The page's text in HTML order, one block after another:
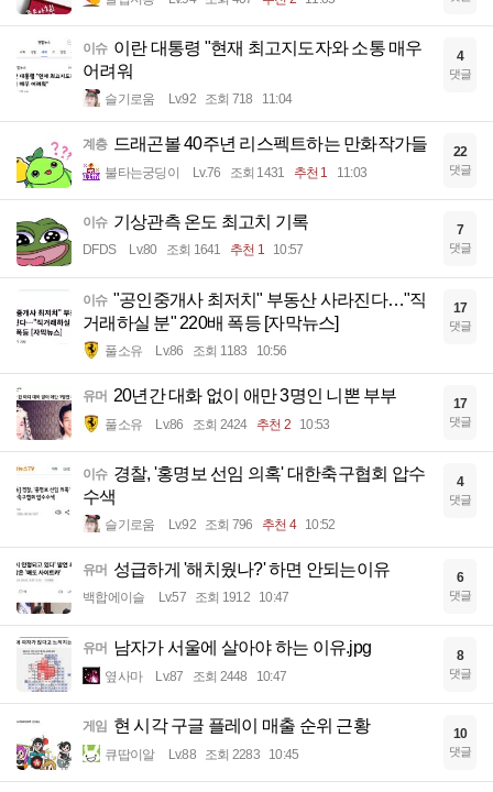
이슈 이란 대통령 "현재 최고지도자와 소통 매우
어려워
슬기로움 Lv.92 조회 718 11:04
4
댓글
계층 드래곤볼 40주년 리스펙트하는 만화작가들
불타는궁딩이 Lv.76 조회 1431 추천 1 11:03
22
댓글
이슈 기상관측 온도 최고치 기록
DFDS Lv.80 조회 1641 추천 1 10:57
7
댓글
이슈 "공인중개사 최저치" 부동산 사라진다…"직
거래하실 분" 220배 폭등 [자막뉴스]
풀소유 Lv.86 조회 1183 10:56
17
댓글
유머 20년간 대화 없이 애만 3명인 니뽄 부부
풀소유 Lv.86 조회 2424 추천 2 10:53
17
댓글
이슈 경찰, '홍명보 선임 의혹' 대한축구협회 압수
수색
슬기로움 Lv.92 조회 796 추천 4 10:52
4
댓글
유머 성급하게 '해치웠나?' 하면 안되는이유
백합에이슬 Lv.57 조회 1912 10:47
6
댓글
유머 남자가 서울에 살아야 하는 이유.jpg
옆사마 Lv.87 조회 2448 10:47
8
댓글
게임 현 시각 구글 플레이 매출 순위 근황
큐땁이알 Lv.88 조회 2283 10:45
10
댓글